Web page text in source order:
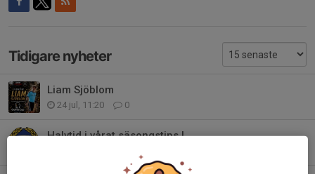
Tidigare nyheter
Liam Sjöblom
24 jul, 11:20 0
Halvtid i vårat säsongstips !